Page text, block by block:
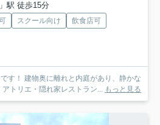
駅 徒歩15分
スクール向け
飲食店可
す！ 建物奥に離れと内庭があり、静かな
トリエ・隠れ家レストラン... もっと見る